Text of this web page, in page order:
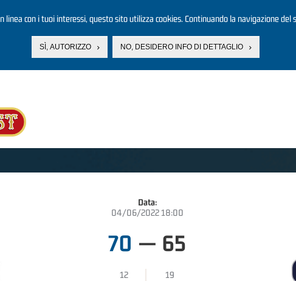
con i tuoi interessi, questo sito utilizza cookies. Continuando la navigazione del
SÌ, AUTORIZZO NO, DESIDERO INFO DI DETTAGLIO
Data:
04/06/2022 18:00
70 — 65
12
19